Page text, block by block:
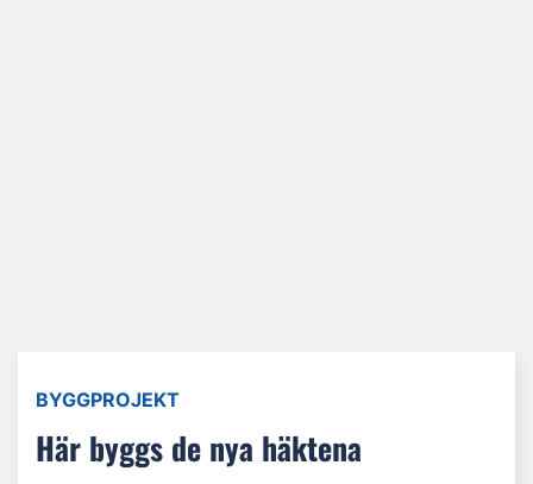
BYGGPROJEKT
Här byggs de nya häktena